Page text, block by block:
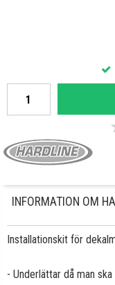
INFORMATION OM
Installationskit för
- Underlättar då man